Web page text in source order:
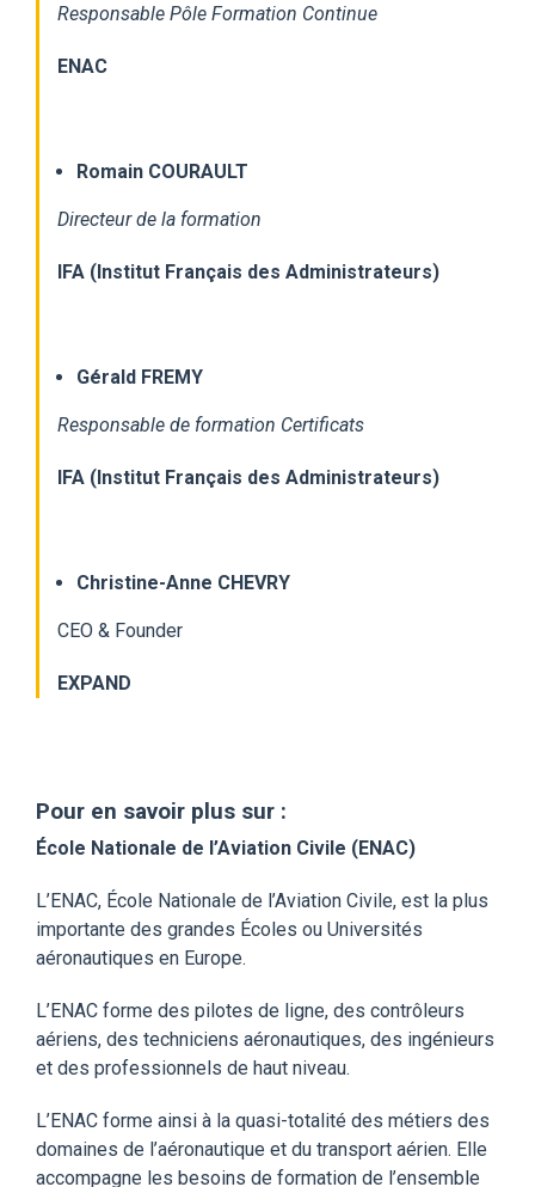
Responsable Pôle Formation Continue
ENAC
Romain COURAULT
Directeur de la formation
IFA (Institut Français des Administrateurs)
Gérald FREMY
Responsable de formation Certificats
IFA (Institut Français des Administrateurs)
Christine-Anne CHEVRY
CEO & Founder
EXPAND
Pour en savoir plus sur :
École Nationale de l’Aviation Civile (ENAC)
L’ENAC, École Nationale de l’Aviation Civile, est la plus
importante des grandes Écoles ou Universités
aéronautiques en Europe.
L’ENAC forme des pilotes de ligne, des contrôleurs
aériens, des techniciens aéronautiques, des ingénieurs
et des professionnels de haut niveau.
L’ENAC forme ainsi à la quasi-totalité des métiers des
domaines de l’aéronautique et du transport aérien. Elle
accompagne les besoins de formation de l’ensemble